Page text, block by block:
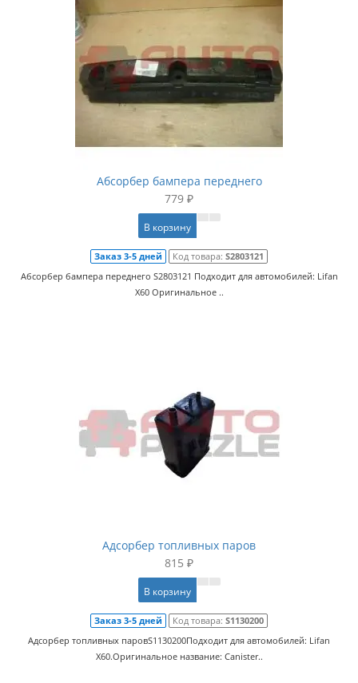
Абсорбер бампера переднего
779 ₽
В корзину
Заказ 3-5 дней Код товара: S2803121
Абсорбер бампера переднего S2803121 Подходит для автомобилей: Lifan
X60 Оригинальное ..
Адсорбер топливных паров
815 ₽
В корзину
Заказ 3-5 дней Код товара: S1130200
Адсорбер топливных паровS1130200Подходит для автомобилей: Lifan
X60.Оригинальное название: Canister..